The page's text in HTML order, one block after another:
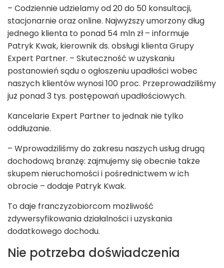
– Codziennie udzielamy od 20 do 50 konsultacji,
stacjonarnie oraz online. Najwyższy umorzony dług
jednego klienta to ponad 54 mln zł – informuje
Patryk Kwak, kierownik ds. obsługi klienta Grupy
Expert Partner. – Skuteczność w uzyskaniu
postanowień sądu o ogłoszeniu upadłości wobec
naszych klientów wynosi 100 proc. Przeprowadziliśmy
już ponad 3 tys. postępowań upadłościowych.
Kancelarie Expert Partner to jednak nie tylko
oddłużanie.
– Wprowadziliśmy do zakresu naszych usług drugą
dochodową branżę: zajmujemy się obecnie także
skupem nieruchomości i pośrednictwem w ich
obrocie – dodaje Patryk Kwak.
To daje franczyzobiorcom możliwość
zdywersyfikowania działalności i uzyskania
dodatkowego dochodu.
Nie potrzeba doświadczenia